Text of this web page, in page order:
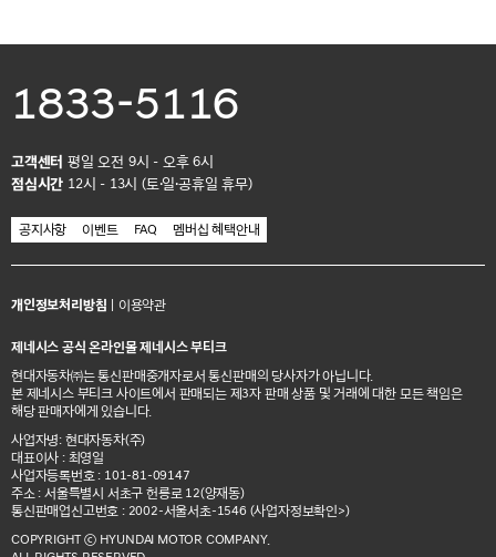
1833-5116
고객센터 평일 오전 9시 - 오후 6시
점심시간 12시 - 13시 (토·일·공휴일 휴무)
공지사항 이벤트 FAQ 멤버십 혜택안내
개인정보처리방침 이용약관
제네시스 공식 온라인몰 제네시스 부티크
현대자동차㈜는 통신판매중개자로서 통신판매의 당사자가 아닙니다.
본 제네시스 부티크 사이트에서 판매되는 제3자 판매 상품 및 거래에 대한 모든 책임은
해당 판매자에게 있습니다.
사업자명: 현대자동차(주)
대표이사 : 최영일
사업자등록번호 : 101-81-09147
주소 : 서울특별시 서초구 헌릉로 12(양재동)
통신판매업신고번호 : 2002-서울서초-1546 (사업자정보확인>)
COPYRIGHT ⓒ HYUNDAI MOTOR COMPANY.